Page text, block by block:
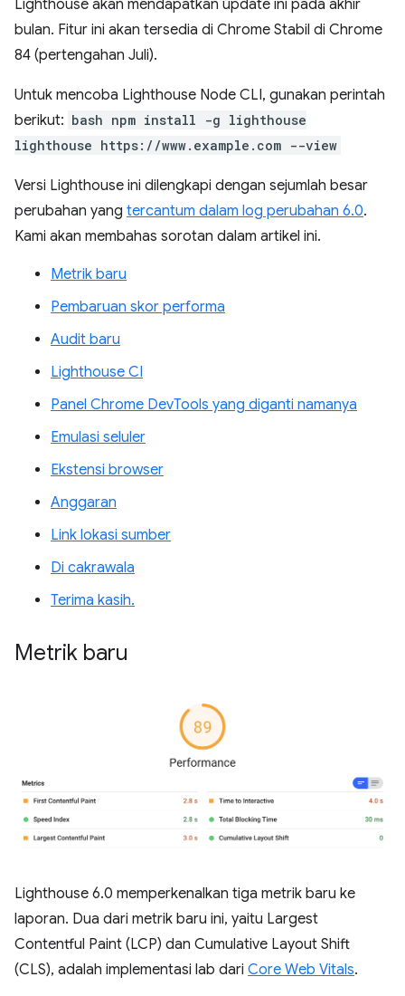
Lighthouse akan mendapatkan update ini pada akhir
bulan. Fitur ini akan tersedia di Chrome Stabil di Chrome
84 (pertengahan Juli).
Untuk mencoba Lighthouse Node CLI, gunakan perintah
berikut: bash npm install -g lighthouse
lighthouse https://www.example.com --view
Versi Lighthouse ini dilengkapi dengan sejumlah besar
perubahan yang tercantum dalam log perubahan 6.0.
Kami akan membahas sorotan dalam artikel ini.
Metrik baru
Pembaruan skor performa
Audit baru
Lighthouse CI
Panel Chrome DevTools yang diganti namanya
Emulasi seluler
Ekstensi browser
Anggaran
Link lokasi sumber
Di cakrawala
Terima kasih.
Metrik baru
Lighthouse 6.0 memperkenalkan tiga metrik baru ke
laporan. Dua dari metrik baru ini, yaitu Largest
Contentful Paint (LCP) dan Cumulative Layout Shift
(CLS), adalah implementasi lab dari Core Web Vitals.